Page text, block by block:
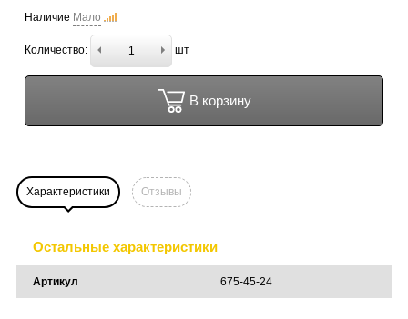
Наличие Мало
Количество: шт
В корзину
Характеристики Отзывы
Остальные характеристики
Артикул 675-45-24